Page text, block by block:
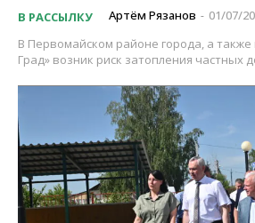
В РАССЫЛКУ Артём Рязанов - 01/07/
В Первомайском районе города, а также
Град» возник риск затопления частных